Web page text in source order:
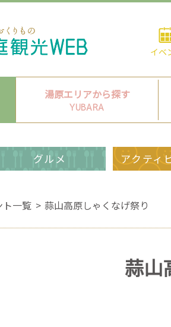
イベ
湯原エリアから探す
YUBARA
グルメ アクティ
ト一覧 蒜山高原しゃくなげ祭り
蒜山